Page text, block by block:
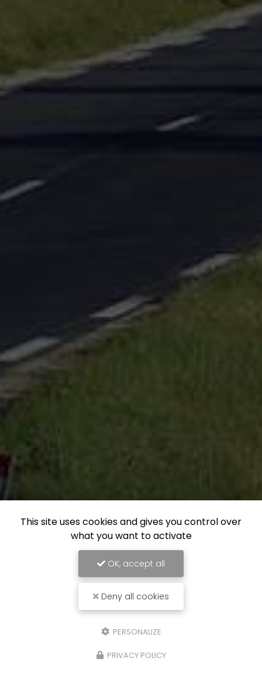
This site uses cookies and gives you control over
what you want to activate
OK, accept all
Deny all cookies
PERSONALIZE
PRIVACY POLICY